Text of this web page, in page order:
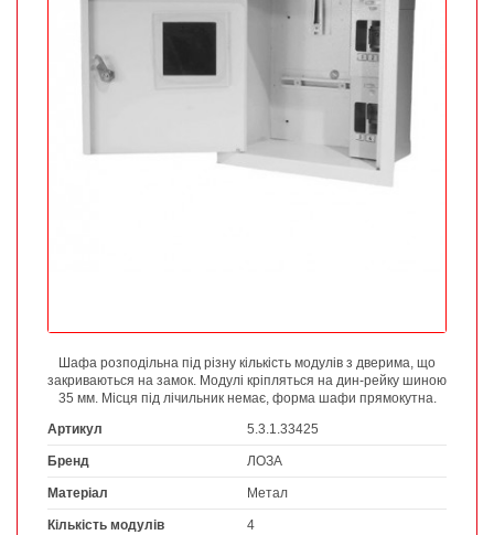
Шафа розподільна під різну кількість модулів з дверима, що
закриваються на замок. Модулі кріпляться на дин-рейку шиною
35 мм. Місця під лічильник немає, форма шафи прямокутна.
Артикул
5.3.1.33425
Бренд ЛОЗА
Матеріал Метал
Кількість модулів 4